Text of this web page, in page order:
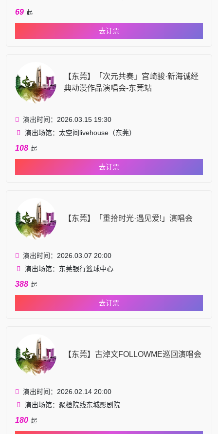
69 起
去订票
【东莞】「次元共奏」宫崎骏·新海诚经
典动漫作品演唱会-东莞站
演出时间：2026.03.15 19:30
演出场馆：太空间livehouse（东莞）
108 起
去订票
【东莞】「重拾时光·遇见爱!」演唱会
演出时间：2026.03.07 20:00
演出场馆：东莞银行篮球中心
388 起
去订票
【东莞】古淖文FOLLOWME巡回演唱会
演出时间：2026.02.14 20:00
演出场馆：聚橙院线东城影剧院
180 起